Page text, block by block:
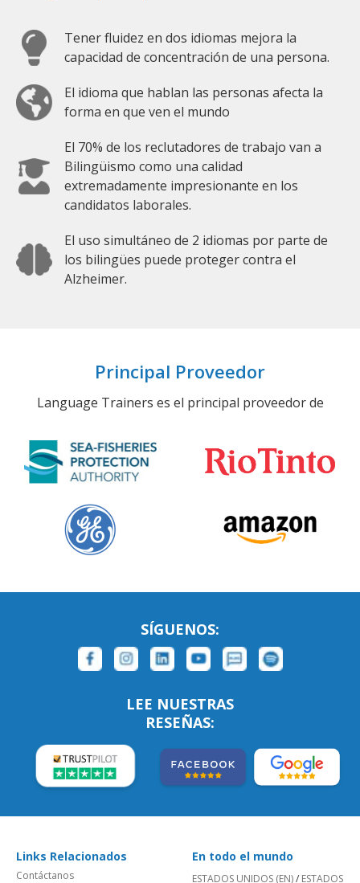
Tener fluidez en dos idiomas mejora la
capacidad de concentración de una persona.
El idioma que hablan las personas afecta la
forma en que ven el mundo
El 70% de los reclutadores de trabajo van a
Bilingüismo como una calidad
extremadamente impresionante en los
candidatos laborales.
El uso simultáneo de 2 idiomas por parte de
los bilingües puede proteger contra el
Alzheimer.
Principal Proveedor
Language Trainers es el principal proveedor de
SÍGUENOS:
LEE NUESTRAS
RESEÑAS:
Links Relacionados
Contáctanos
En todo el mundo
ESTADOS UNIDOS (EN)/ ESTADOS